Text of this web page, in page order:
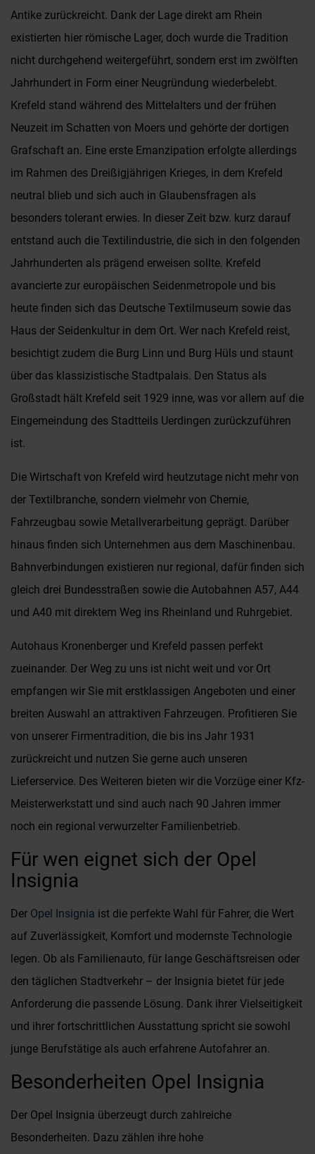
Antike zurückreicht. Dank der Lage direkt am Rhein
existierten hier römische Lager, doch wurde die Tradition
nicht durchgehend weitergeführt, sondern erst im zwölften
Jahrhundert in Form einer Neugründung wiederbelebt.
Krefeld stand während des Mittelalters und der frühen
Neuzeit im Schatten von Moers und gehörte der dortigen
Grafschaft an. Eine erste Emanzipation erfolgte allerdings
im Rahmen des Dreißigjährigen Krieges, in dem Krefeld
neutral blieb und sich auch in Glaubensfragen als
besonders tolerant erwies. In dieser Zeit bzw. kurz darauf
entstand auch die Textilindustrie, die sich in den folgenden
Jahrhunderten als prägend erweisen sollte. Krefeld
avancierte zur europäischen Seidenmetropole und bis
heute finden sich das Deutsche Textilmuseum sowie das
Haus der Seidenkultur in dem Ort. Wer nach Krefeld reist,
besichtigt zudem die Burg Linn und Burg Hüls und staunt
über das klassizistische Stadtpalais. Den Status als
Großstadt hält Krefeld seit 1929 inne, was vor allem auf die
Eingemeindung des Stadtteils Uerdingen zurückzuführen
ist.
Die Wirtschaft von Krefeld wird heutzutage nicht mehr von
der Textilbranche, sondern vielmehr von Chemie,
Fahrzeugbau sowie Metallverarbeitung geprägt. Darüber
hinaus finden sich Unternehmen aus dem Maschinenbau.
Bahnverbindungen existieren nur regional, dafür finden sich
gleich drei Bundesstraßen sowie die Autobahnen A57, A44
und A40 mit direktem Weg ins Rheinland und Ruhrgebiet.
Autohaus Kronenberger und Krefeld passen perfekt
zueinander. Der Weg zu uns ist nicht weit und vor Ort
empfangen wir Sie mit erstklassigen Angeboten und einer
breiten Auswahl an attraktiven Fahrzeugen. Profitieren Sie
von unserer Firmentradition, die bis ins Jahr 1931
zurückreicht und nutzen Sie gerne auch unseren
Lieferservice. Des Weiteren bieten wir die Vorzüge einer Kfz-
Meisterwerkstatt und sind auch nach 90 Jahren immer
noch ein regional verwurzelter Familienbetrieb.
Für wen eignet sich der Opel
Insignia
Der Opel Insignia ist die perfekte Wahl für Fahrer, die Wert
auf Zuverlässigkeit, Komfort und modernste Technologie
legen. Ob als Familienauto, für lange Geschäftsreisen oder
den täglichen Stadtverkehr – der Insignia bietet für jede
Anforderung die passende Lösung. Dank ihrer Vielseitigkeit
und ihrer fortschrittlichen Ausstattung spricht sie sowohl
junge Berufstätige als auch erfahrene Autofahrer an.
Besonderheiten Opel Insignia
Der Opel Insignia überzeugt durch zahlreiche
Besonderheiten. Dazu zählen ihre hohe